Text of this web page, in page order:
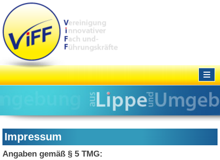
≡
Impressum
Angaben gemäß § 5 TMG: